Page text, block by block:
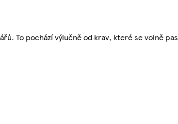
To pochází výlučně od krav, které se volně